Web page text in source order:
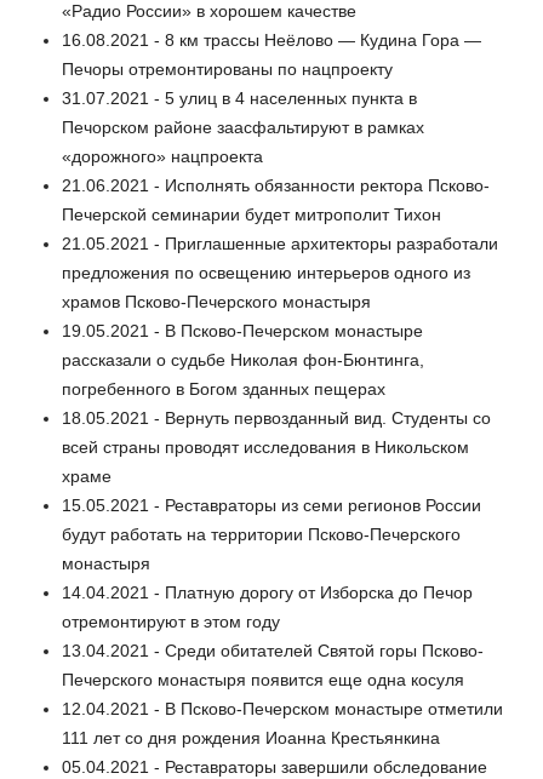
«Радио России» в хорошем качестве
16.08.2021 - 8 км трассы Неёлово — Кудина Гора —
Печоры отремонтированы по нацпроекту
31.07.2021 - 5 улиц в 4 населенных пункта в
Печорском районе заасфальтируют в рамках
«дорожного» нацпроекта
21.06.2021 - Исполнять обязанности ректора Псково-
Печерской семинарии будет митрополит Тихон
21.05.2021 - Приглашенные архитекторы разработали
предложения по освещению интерьеров одного из
храмов Псково-Печерского монастыря
19.05.2021 - В Псково-Печерском монастыре
рассказали о судьбе Николая фон-Бюнтинга,
погребенного в Богом зданных пещерах
18.05.2021 - Вернуть первозданный вид. Студенты со
всей страны проводят исследования в Никольском
храме
15.05.2021 - Реставраторы из семи регионов России
будут работать на территории Псково-Печерского
монастыря
14.04.2021 - Платную дорогу от Изборска до Печор
отремонтируют в этом году
13.04.2021 - Среди обитателей Святой горы Псково-
Печерского монастыря появится еще одна косуля
12.04.2021 - В Псково-Печерском монастыре отметили
111 лет со дня рождения Иоанна Крестьянкина
05.04.2021 - Реставраторы завершили обследование